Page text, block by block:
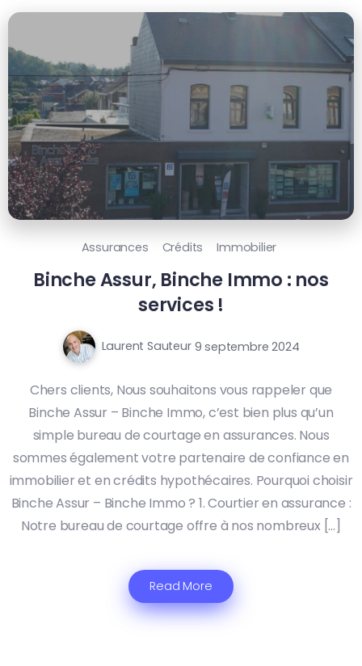
Assurances Crédits Immobilier
Binche Assur, Binche Immo : nos
services !
Laurent Sauteur 9 septembre 2024
Chers clients, Nous souhaitons vous rappeler que
Binche Assur – Binche Immo, c’est bien plus qu’un
simple bureau de courtage en assurances. Nous
sommes également votre partenaire de confiance en
immobilier et en crédits hypothécaires. Pourquoi choisir
Binche Assur – Binche Immo ? 1. Courtier en assurance :
Notre bureau de courtage offre à nos nombreux […]
Read More